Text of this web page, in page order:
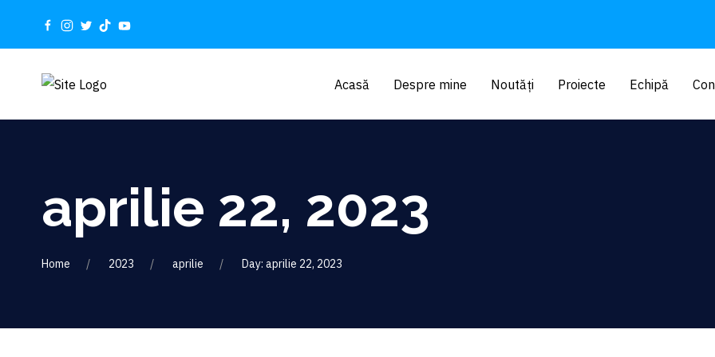
Acasă Despre mine Noutăți Proiecte Echipă
aprilie 22, 2023
Home 2023 aprilie Day: aprilie 22, 2023